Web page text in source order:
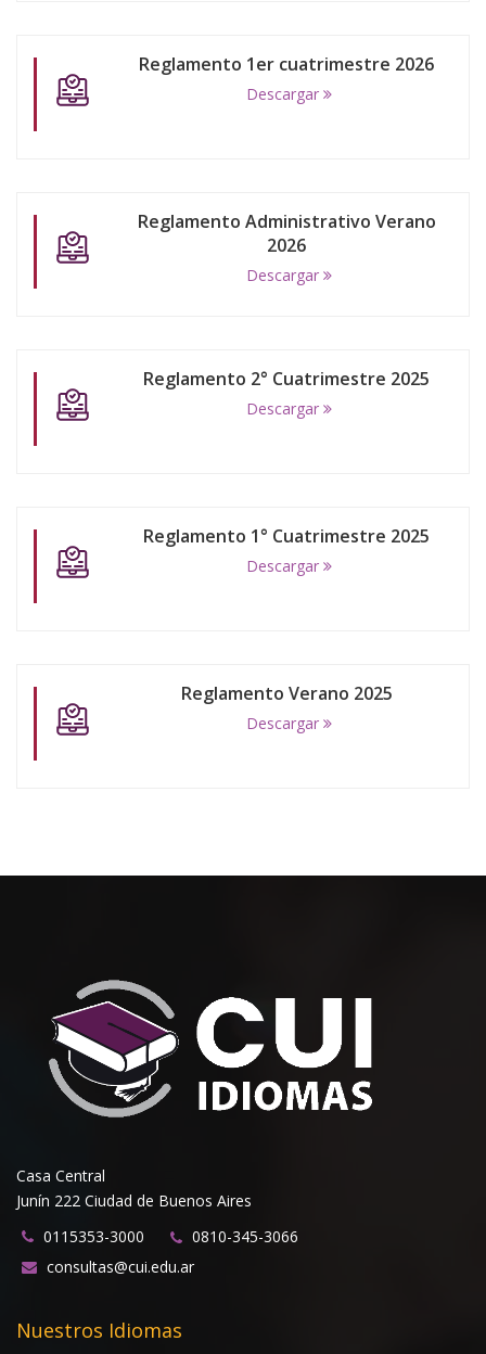
Reglamento 1er cuatrimestre 2026
Descargar
Reglamento Administrativo Verano
2026
Descargar
Reglamento 2° Cuatrimestre 2025
Descargar
Reglamento 1° Cuatrimestre 2025
Descargar
Reglamento Verano 2025
Descargar
Casa Central
Junín 222 Ciudad de Buenos Aires
0115353-3000
0810-345-3066
consultas@cui.edu.ar
Nuestros Idiomas